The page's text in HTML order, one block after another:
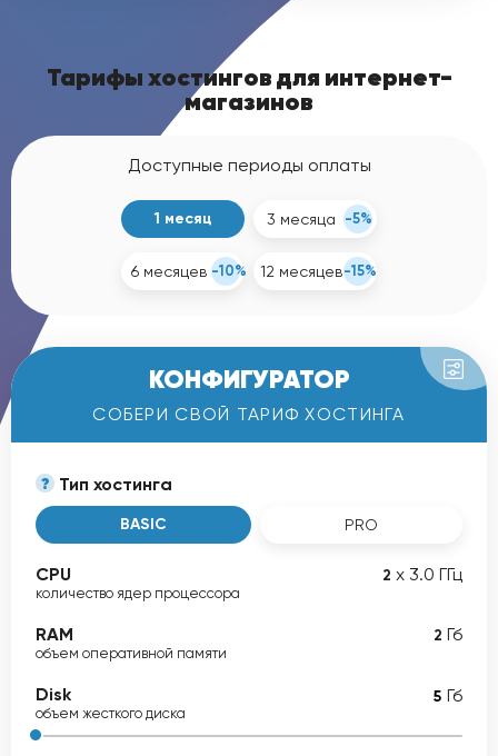
Тарифы хостингов для интернет-
магазинов
Доступные периоды оплаты
1 месяц 3 месяца -5%
6 месяцев -10% 12 месяцев-15%
КОНФИГУРАТОР
СОБЕРИ СВОЙ ТАРИФ ХОСТИНГА
Тип хостинга
BASIC PRO
CPU
количество ядер процессора
2 х 3.0 ГГц
RAM
объем оперативной памяти
2 Гб
Disk
объем жесткого диска
Гб